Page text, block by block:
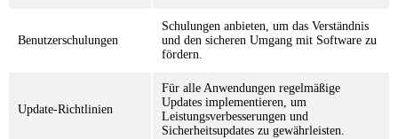
Benutzerschulungen
Schulungen anbieten, um das Verständnis
und den sicheren Umgang mit Software zu
fördern.
Update-Richtlinien
Für alle Anwendungen regelmäßige
Updates implementieren, um
Leistungsverbesserungen und
Sicherheitsupdates zu gewährleisten.